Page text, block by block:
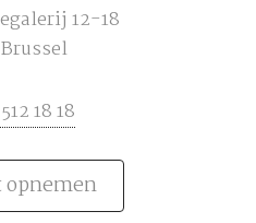
12-18
18 18